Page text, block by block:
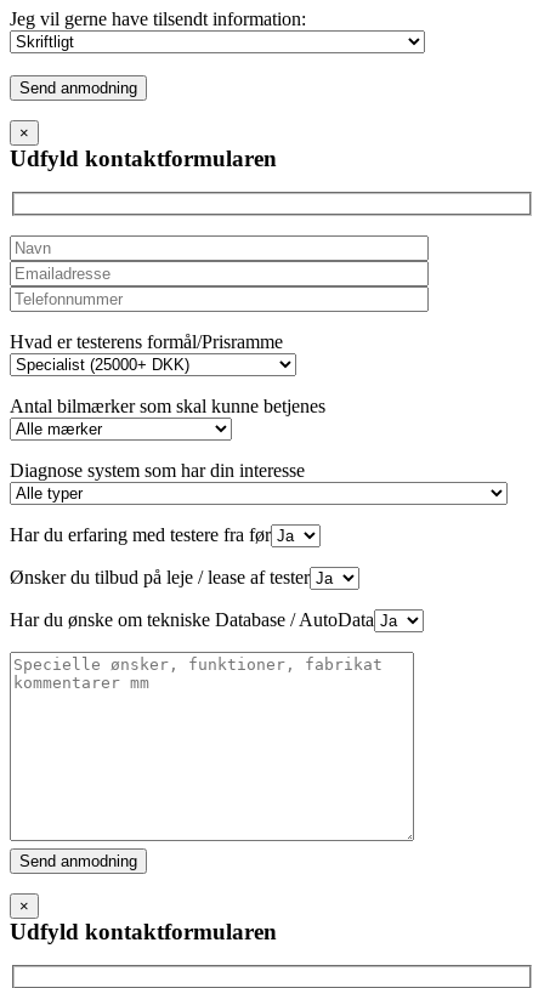
Jeg vil gerne have tilsendt information:
Please
leave
this
field
empty.
×
Udfyld kontaktformularen
Hvad er testerens formål/Prisramme
Antal bilmærker som skal kunne betjenes
Diagnose system som har din interesse
Har du erfaring med testere fra før
Ønsker du tilbud på leje / lease af tester
Har du ønske om tekniske Database / AutoData
Please
leave
this
field
empty.
×
Udfyld kontaktformularen